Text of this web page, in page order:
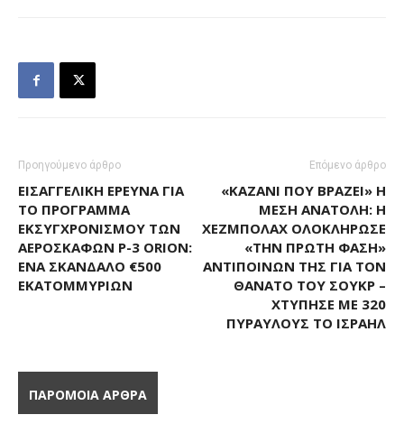
Προηγούμενο άρθρο
ΕΙΣΑΓΓΕΛΙΚΉ ΈΡΕΥΝΑ ΓΙΑ
ΤΟ ΠΡΌΓΡΑΜΜΑ
ΕΚΣΥΓΧΡΟΝΙΣΜΟΎ ΤΩΝ
ΑΕΡΟΣΚΑΦΏΝ P-3 ORION:
ΈΝΑ ΣΚΆΝΔΑΛΟ €500
ΕΚΑΤΟΜΜΥΡΊΩΝ
Επόμενο άρθρο
«ΚΑΖΆΝΙ ΠΟΥ ΒΡΆΖΕΙ» Η
ΜΈΣΗ ΑΝΑΤΟΛΉ: Η
ΧΕΖΜΠΟΛΆΧ ΟΛΟΚΛΉΡΩΣΕ
«ΤΗΝ ΠΡΏΤΗ ΦΆΣΗ»
ΑΝΤΙΠΟΊΝΩΝ ΤΗΣ ΓΙΑ ΤΟΝ
ΘΆΝΑΤΟ ΤΟΥ ΣΟΥΚΡ –
ΧΤΎΠΗΣΕ ΜΕ 320
ΠΥΡΑΎΛΟΥΣ ΤΟ ΙΣΡΑΉΛ
ΠΑΡΟΜΟΙΑ ΑΡΘΡΑ